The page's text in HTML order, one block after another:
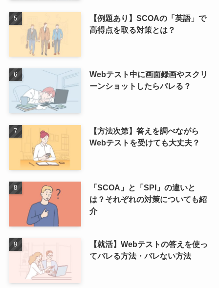
【例題あり】SCOAの「英語」で
高得点を取る対策とは？
Webテスト中に画面録画やスクリ
ーンショットしたらバレる？
【方法次第】答えを調べながら
Webテストを受けても大丈夫？
「SCOA」と「SPI」の違いと
は？それぞれの対策についても紹
介
【就活】Webテストの答えを使っ
てバレる方法・バレない方法